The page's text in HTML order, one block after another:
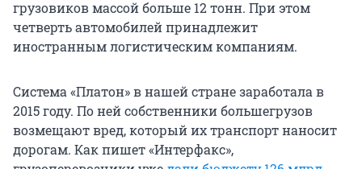
грузовиков массой больше 12 тонн. При этом
четверть автомобилей принадлежит
иностранным логистическим компаниям.
Система «Платон» в нашей стране заработала в
2015 году. По ней собственники большегрузов
возмещают вред, который их транспорт наносит
дорогам. Как пишет «Интерфакс»,